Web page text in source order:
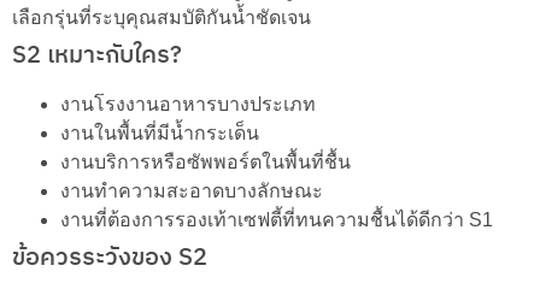
เลือกรุ่นที่ระบุคุณสมบัติกันน้ำชัดเจน
S2 เหมาะกับใคร?
งานโรงงานอาหารบางประเภท
งานในพื้นที่มีน้ำกระเด็น
งานบริการหรือซัพพอร์ตในพื้นที่ชื้น
งานทำความสะอาดบางลักษณะ
งานที่ต้องการรองเท้าเซฟตี้ที่ทนความชื้นได้ดีกว่า S1
ข้อควรระวังของ S2